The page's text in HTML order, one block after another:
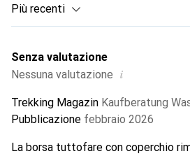
Più recenti
Senza valutazione
Nessuna valutazione i
Trekking Magazin Kaufberatung
Pubblicazione febbraio 2026
La borsa tuttofare con coperchio